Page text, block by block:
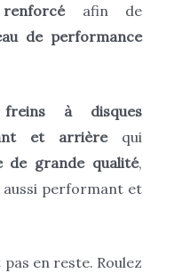
afin de
de performance
à disques
et arrièrequi
de grande qualité,
performant et
pas en reste. Roulez